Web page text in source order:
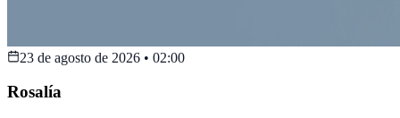
23 de agosto de 2026 • 02:00
Rosalía